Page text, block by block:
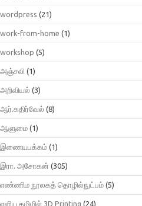
wordpress (21)
work-from-home (1)
workshop (5)
அஞ்சலி (1)
அறிவியல் (3)
ஆர்.கதிர்வேல் (8)
ஆளுமை (1)
இணையபக்கம் (1)
இரா. அசோகன் (305)
எண்ணிம நூலகத் தொழில்நுட்பம் (5)
எளிய தமிழில் 3D Printing (24)